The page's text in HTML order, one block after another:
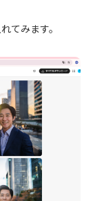
てみます。